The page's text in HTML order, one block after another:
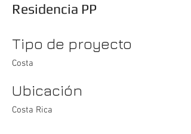
Residencia PP
Tipo de proyecto
Costa
Ubicación
Costa Rica